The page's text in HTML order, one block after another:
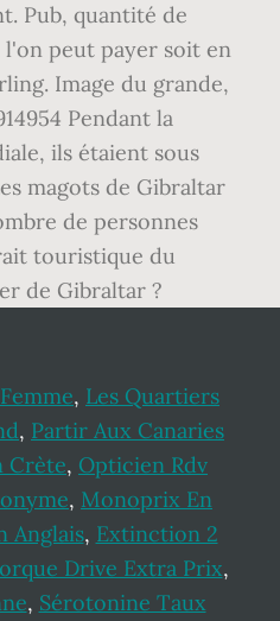
Pub, quantité de
l'on peut payer soit en
Image du grande,
Pendant la
ils étaient sous
magots de Gibraltar
de personnes
touristique du
de Gibraltar ?
, Les Quartiers
, Partir Aux Canaries
Crète, Opticien Rdv
, Monoprix En
Anglais, Extinction 2
Drive Extra Prix,
, Sérotonine Taux